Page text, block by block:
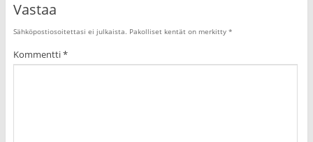
Vastaa
Sähköpostiosoitettasi ei julkaista. Pakolliset kentät on merkitty *
Kommentti*